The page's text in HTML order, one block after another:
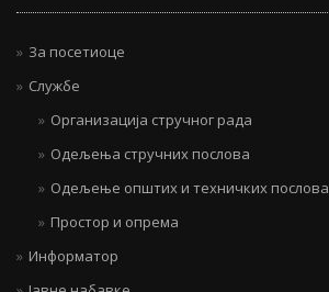
За посетиоце
Службе
Организација стручног рада
Одељења стручних послова
Одељење општих и техничких послова
Простор и опрема
Информатор